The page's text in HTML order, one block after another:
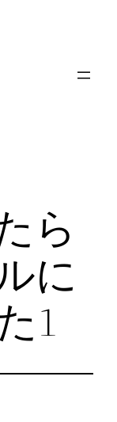
ら
に
1